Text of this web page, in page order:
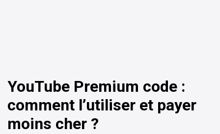
YouTube Premium code :
comment l’utiliser et payer
moins cher ?